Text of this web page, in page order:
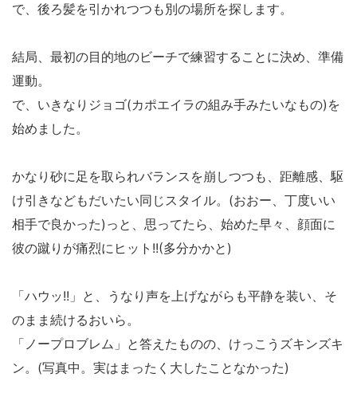
で、後ろ髪を引かれつつも別の場所を探します。
結局、最初の目的地のビーチで練習することに決め、準備
運動。
で、いきなりジョゴ(カポエイラの組み手みたいなもの)を
始めました。
かなり砂に足を取られバランスを崩しつつも、距離感、駆
け引きなどもだいたい同じスタイル。(おおー、丁度いい
相手で良かった)っと、思ってたら、始めた早々、顔面に
彼の蹴りが痛烈にヒット!!(多分かかと)
「ハウッ!!」と、うなり声を上げながらも平静を装い、そ
のまま続けるおいら。
「ノープロブレム」と答えたものの、けっこうズキンズキ
ン。(写真中。実はまったく大したことなかった)